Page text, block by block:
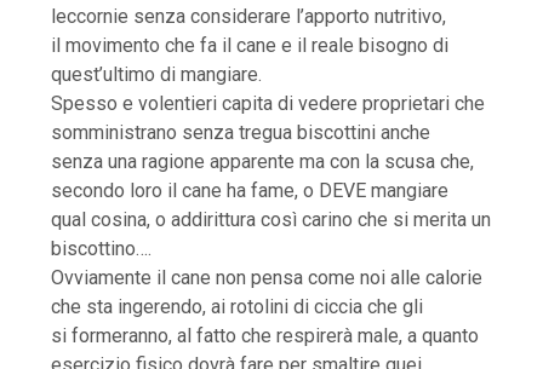
leccornie senza considerare l’apporto nutritivo,
il movimento che fa il cane e il reale bisogno di
quest’ultimo di mangiare.
Spesso e volentieri capita di vedere proprietari che
somministrano senza tregua biscottini anche
senza una ragione apparente ma con la scusa che,
secondo loro il cane ha fame, o DEVE mangiare
qual cosina, o addirittura così carino che si merita un
biscottino….
Ovviamente il cane non pensa come noi alle calorie
che sta ingerendo, ai rotolini di ciccia che gli
si formeranno, al fatto che respirerà male, a quanto